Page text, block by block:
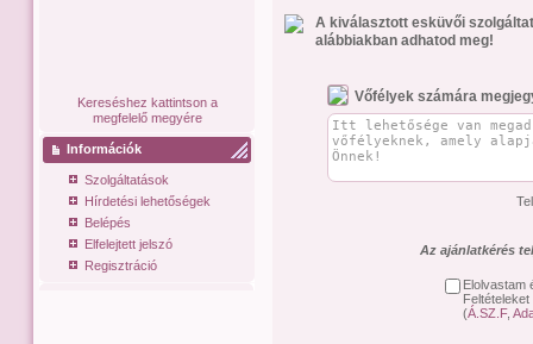
Kereséshez kattintson a
megfelelő megyére
Információk
Szolgáltatások
Hírdetési lehetőségek
Belépés
Elfelejtett jelszó
Regisztráció
A kiválasztott esküvői
alábbiakban adhatod meg!
Vőfélyek számára
Az ajánlatkérés
Elolvastam
(Á.SZ.F,